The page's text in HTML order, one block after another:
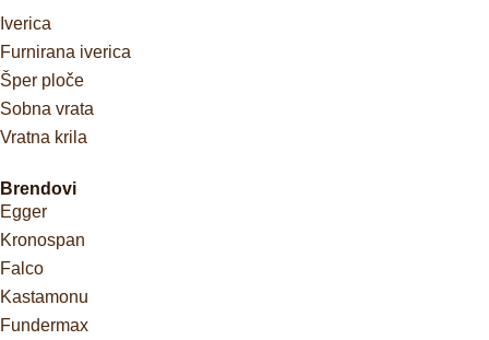
Iverica
Furnirana iverica
Šper ploče
Sobna vrata
Vratna krila
Brendovi
Egger
Kronospan
Falco
Kastamonu
Fundermax